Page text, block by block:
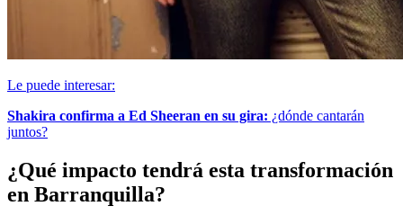
Le puede interesar:
Shakira confirma a Ed Sheeran en su gira: ¿dónde cantarán
juntos?
¿Qué impacto tendrá esta transformación
en Barranquilla?